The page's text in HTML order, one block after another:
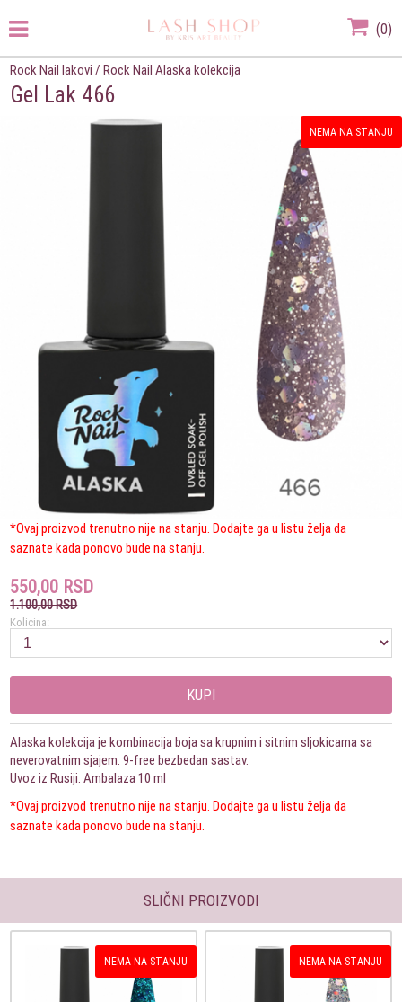
(0)
Rock Nail lakovi /Rock Nail Alaska kolekcija
Gel Lak 466
NEMA NA STANJU
*Ovaj proizvod trenutno nije na stanju. Dodajte ga u listu želja da
saznate kada ponovo bude na stanju.
550,00 RSD
1.100,00 RSD
Kolicina:
KUPI
Alaska kolekcija je kombinacija boja sa krupnim i sitnim sljokicama sa
neverovatnim sjajem. 9-free bezbedan sastav.
Uvoz iz Rusiji. Ambalaza 10 ml
*Ovaj proizvod trenutno nije na stanju. Dodajte ga u listu želja da
saznate kada ponovo bude na stanju.
SLIČNI PROIZVODI
NEMA NA STANJU NEMA NA STANJU